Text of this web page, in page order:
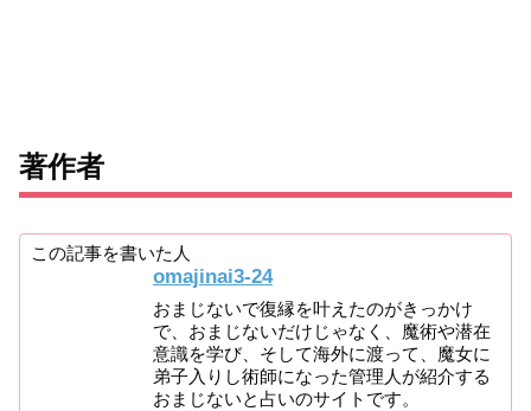
著作者
この記事を書いた人
omajinai3-24
おまじないで復縁を叶えたのがきっかけ
で、おまじないだけじゃなく、魔術や潜在
意識を学び、そして海外に渡って、魔女に
弟子入りし術師になった管理人が紹介する
おまじないと占いのサイトです。